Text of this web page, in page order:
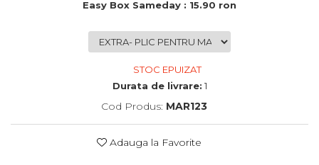
Cadouri personalizate pentru
Cadouri pentru iubit
Easy Box Sameday : 15.90 ron
STOC EPUIZAT
Durata de livrare: 1
Cod Produs: MAR123
Adauga la Favorite